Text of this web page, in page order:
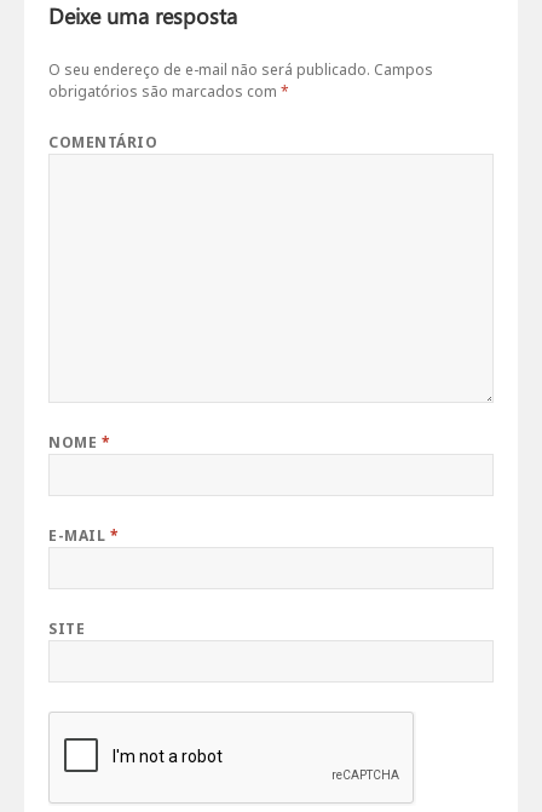
Deixe uma resposta
O seu endereço de e-mail não será publicado. Campos
obrigatórios são marcados com*
COMENTÁRIO
NOME *
E-MAIL *
SITE